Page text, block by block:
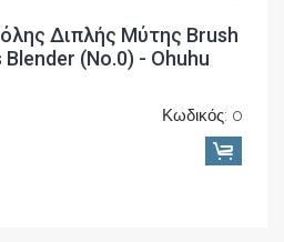
Διπλής Μύτης Brush
(No.0) - Ohuhu
Κωδικός: 0